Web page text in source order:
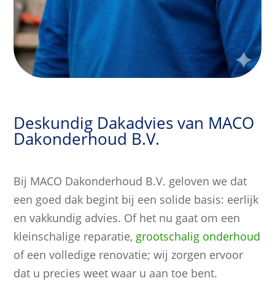
Deskundig Dakadvies van MACO
Dakonderhoud B.V.
Bij MACO Dakonderhoud B.V. geloven we dat
een goed dak begint bij een solide basis: eerlijk
en vakkundig advies. Of het nu gaat om een
kleinschalige reparatie, grootschalig onderhoud
of een volledige renovatie; wij zorgen ervoor
dat u precies weet waar u aan toe bent.